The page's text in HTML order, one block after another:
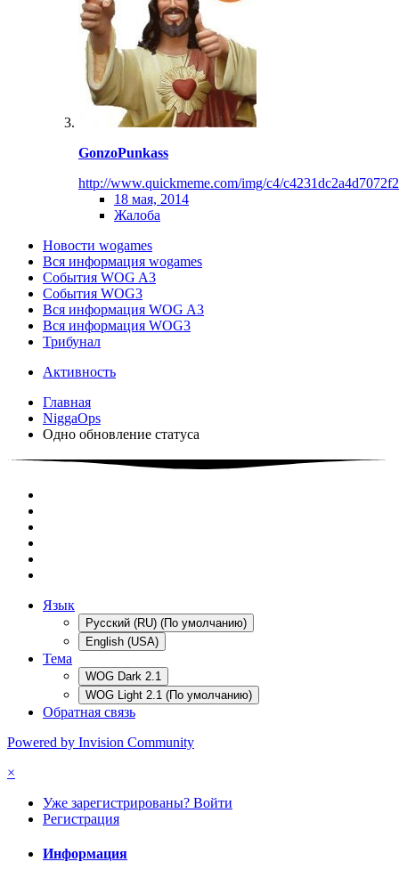
GonzoPunkass
http://www.quickmeme.com/img/c4/
18 мая, 2014
Жалоба
Новости wogames
Вся информация wogames
События WOG A3
События WOG3
Вся информация WOG A3
Вся информация WOG3
Трибунал
Активность
Главная
NiggaOps
Одно обновление статуса
Язык
Русский (RU) (По умолчанию)
English (USA)
Тема
WOG Dark 2.1
WOG Light 2.1 (По умолчанию)
Обратная связь
Powered by Invision Community
×
Уже зарегистрированы? Войти
Регистрация
Информация